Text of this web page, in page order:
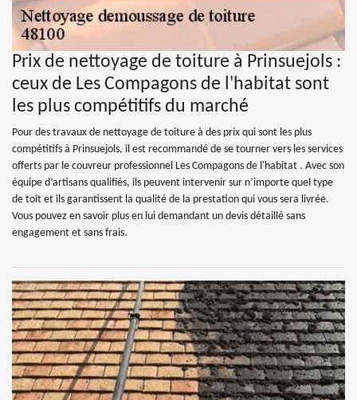
Prix de nettoyage de toiture à Prinsuejols :
ceux de Les Compagons de l'habitat sont
les plus compétitifs du marché
Pour des travaux de nettoyage de toiture à des prix qui sont les plus
compétitifs à Prinsuejols, il est recommandé de se tourner vers les services
offerts par le couvreur professionnel Les Compagons de l'habitat . Avec son
équipe d’artisans qualifiés, ils peuvent intervenir sur n’importe quel type
de toit et ils garantissent la qualité de la prestation qui vous sera livrée.
Vous pouvez en savoir plus en lui demandant un devis détaillé sans
engagement et sans frais.